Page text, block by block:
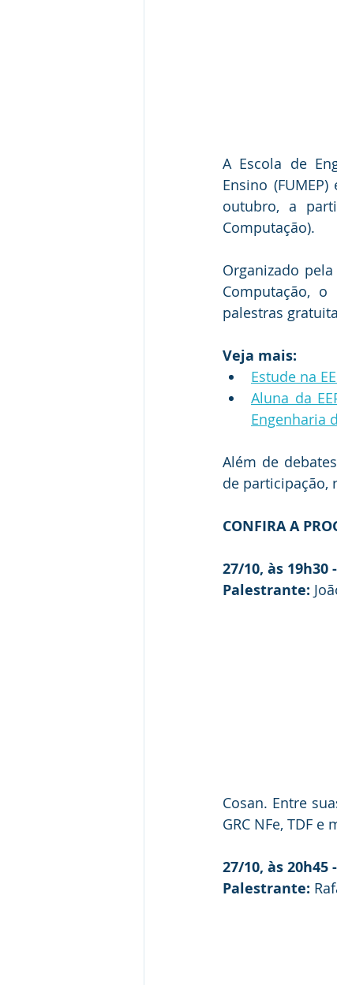
A Escola de
Ensino
outubro, a
Computação).
Organizado
Computação,
palestras
Veja mais:
Estude na
Aluna da
Engenharia
Além de
de participação,
CONFIRA A
27/10, às 19h30 -
Palestrante:
Cosan. Entre
GRC NFe, TDF e
27/10, às 20h45 -
Palestrante: